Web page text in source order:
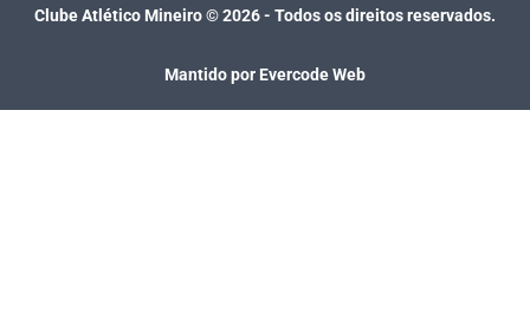
Clube Atlético Mineiro ©2026- Todos os direitos reservados.
Mantido por Evercode Web